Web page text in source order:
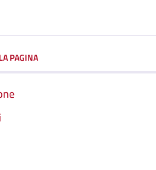
PAGINA